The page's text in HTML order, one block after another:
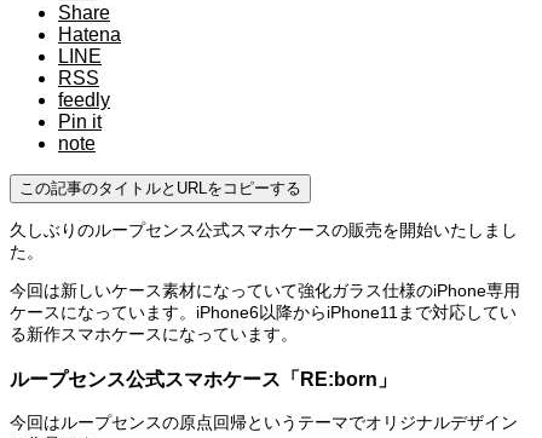
Share
Hatena
LINE
RSS
feedly
Pin it
note
この記事のタイトルとURLをコピーする
久しぶりのループセンス公式スマホケースの販売を開始いたしまし
た。
今回は新しいケース素材になっていて強化ガラス仕様のiPhone専用
ケースになっています。iPhone6以降からiPhone11まで対応してい
る新作スマホケースになっています。
ループセンス公式スマホケース「RE:born」
今回はループセンスの原点回帰というテーマでオリジナルデザイン